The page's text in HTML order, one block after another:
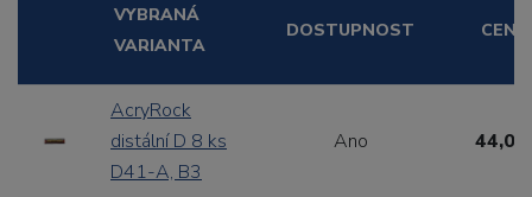
VYBRANÁ
VARIANTA
DOSTUPNOST CENA
AcryRock
distální D 8 ks
D41-A, B3
Ano 44,00